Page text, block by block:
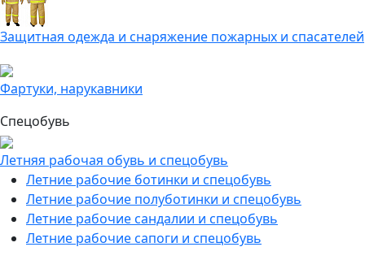
Защитная одежда и снаряжение пожарных и спасателей
Фартуки, нарукавники
Спецобувь
Летняя рабочая обувь и спецобувь
Летние рабочие ботинки и спецобувь
Летние рабочие полуботинки и спецобувь
Летние рабочие сандалии и спецобувь
Летние рабочие сапоги и спецобувь